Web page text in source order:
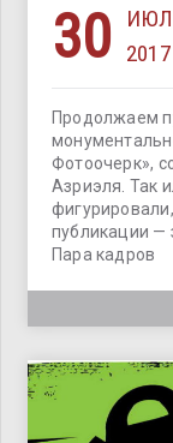
30
ИЮЛ
2017
Продолжаем
Фотоочерк»,
Азриэля. Так
публикации —
Пара кадров